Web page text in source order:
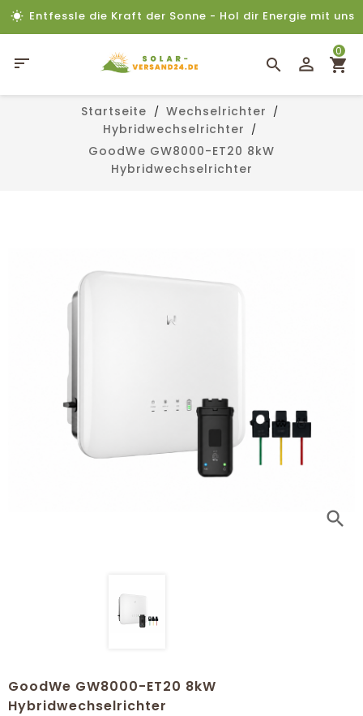
Entfessle die Kraft der Sonne - Hol dir Energie mit uns

0
Startseite
Wechselrichter
Hybridwechselrichter
GoodWe GW8000-ET20 8kW
Hybridwechselrichter
search
GoodWe GW8000-ET20 8kW
Hybridwechselrichter